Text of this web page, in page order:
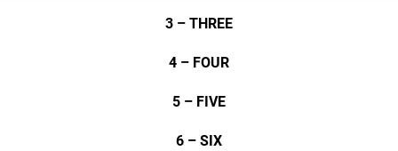
3 – THREE
4 – FOUR
5 – FIVE
6 – SIX